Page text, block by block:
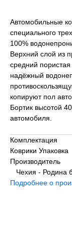
Автомобильные
специального
100%
Верхний слой из
средний
надёжный
копируют пол
Бортик высотой
автомобиля.
Комплектация
Коврики Упаковка
Производитель
Чехия - Родина
Подробнее о